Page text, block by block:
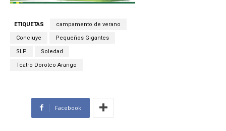
ETIQUETAS campamento de verano
Concluye Pequeños Gigantes
SLP Soledad
Teatro Doroteo Arango
Facebook